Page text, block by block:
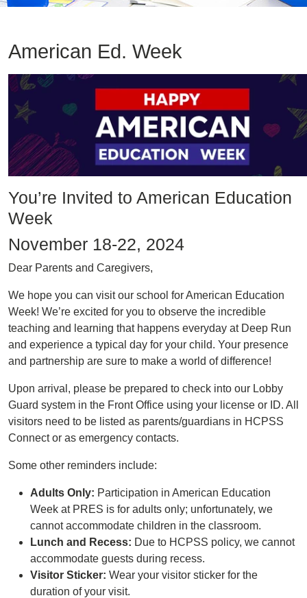
American Ed. Week
Image
You’re Invited to American Education
Week
November 18-22, 2024
Dear Parents and Caregivers,
We hope you can visit our school for American Education
Week! We’re excited for you to observe the incredible
teaching and learning that happens everyday at Deep Run
and experience a typical day for your child. Your presence
and partnership are sure to make a world of difference!
Upon arrival, please be prepared to check into our Lobby
Guard system in the Front Office using your license or ID. All
visitors need to be listed as parents/guardians in HCPSS
Connect or as emergency contacts.
Some other reminders include:
Adults Only: Participation in American Education
Week at PRES is for adults only; unfortunately, we
cannot accommodate children in the classroom.
Lunch and Recess: Due to HCPSS policy, we cannot
accommodate guests during recess.
Visitor Sticker: Wear your visitor sticker for the
duration of your visit.